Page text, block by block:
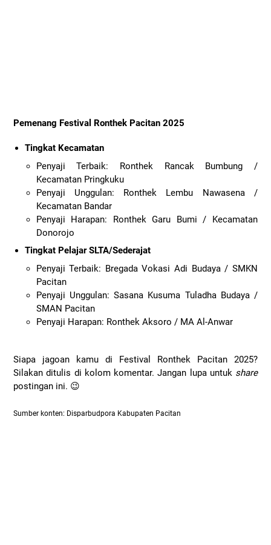
Pemenang Festival Ronthek Pacitan 2025
Tingkat Kecamatan
Penyaji Terbaik: Ronthek Rancak Bumbung /
Kecamatan Pringkuku
Penyaji Unggulan: Ronthek Lembu Nawasena /
Kecamatan Bandar
Penyaji Harapan: Ronthek Garu Bumi / Kecamatan
Donorojo
Tingkat Pelajar SLTA/Sederajat
Penyaji Terbaik: Bregada Vokasi Adi Budaya / SMKN
Pacitan
Penyaji Unggulan: Sasana Kusuma Tuladha Budaya /
SMAN Pacitan
Penyaji Harapan: Ronthek Aksoro / MA Al-Anwar
Siapa jagoan kamu di Festival Ronthek Pacitan 2025?
Silakan ditulis di kolom komentar. Jangan lupa untuk share
postingan ini. 😉
Sumber konten: Disparbudpora Kabupaten Pacitan